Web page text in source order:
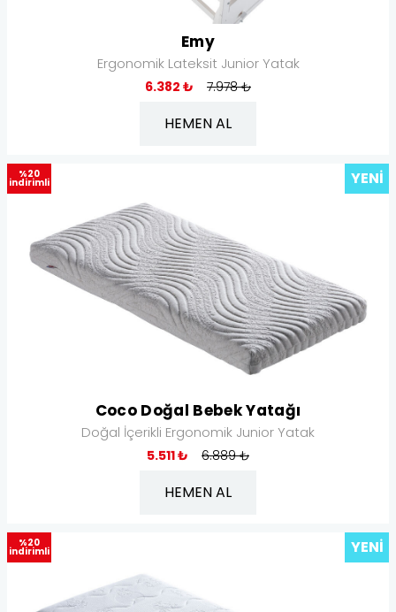
Emy
Ergonomik Lateksit Junior Yatak
6.382 ₺ 7.978 ₺
HEMEN AL
YENI
%20
indirimli
Coco Doğal Bebek Yatağı
Doğal İçerikli Ergonomik Junior Yatak
5.511 ₺ 6.889 ₺
HEMEN AL
YENI
%20
indirimli